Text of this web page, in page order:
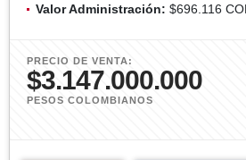
Valor Administración: $696.116
PRECIO DE VENTA:
$3.147.000.000
PESOS COLOMBIANOS